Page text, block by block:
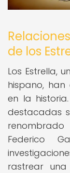
de los
Los Estrella,
hispano,
en la
destacadas
Federico
rastrear